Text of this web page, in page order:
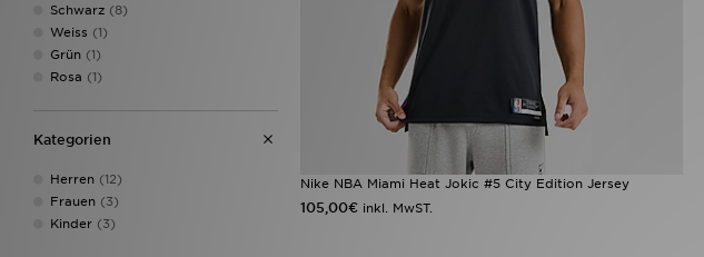
Schwarz (8)
Weiss (1)
Grün (1)
Rosa (1)
Kategorien
Herren (12)
Frauen (3)
Kinder (3)
Nike NBA Miami Heat Jokic #5 City Edition Jersey
105,00€ inkl. MwST.